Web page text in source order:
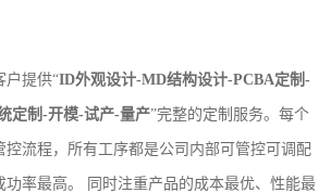
户提供“ID外观设计-MD结构设计-PCBA定制-
定制-开模-试产-量产”完整的定制服务。每个
控流程，所有工序都是公司内部可管控可调配
功率最高。 同时注重产品的成本最优、性能最